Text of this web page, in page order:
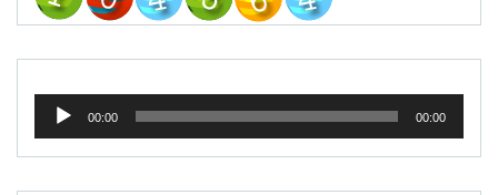
Tocador
áudio
00:00 00:00